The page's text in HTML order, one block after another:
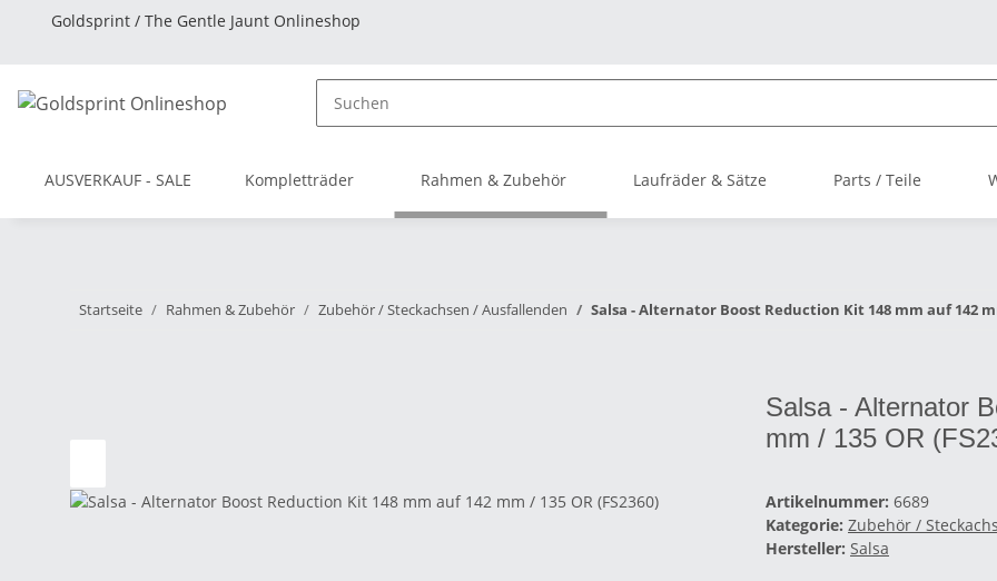
Goldsprint / The Gentle Jaunt Onlineshop
AUSVERKAUF - SALE Kompletträder Rahmen & Zubehör Laufräder & Sätze Parts / Teile
Startseite Rahmen & Zubehör Zubehör / Steckachsen / Ausfallenden Salsa - Alternator Boost Reduction Kit 148 mm auf 142
Salsa - Alternator
mm / 135 OR
Artikelnummer: 6689
Kategorie: Zubehör /
Hersteller: Salsa